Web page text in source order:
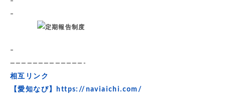
–
–
—————————————-
相互リンク
【愛知なび】
https://naviaichi.com/